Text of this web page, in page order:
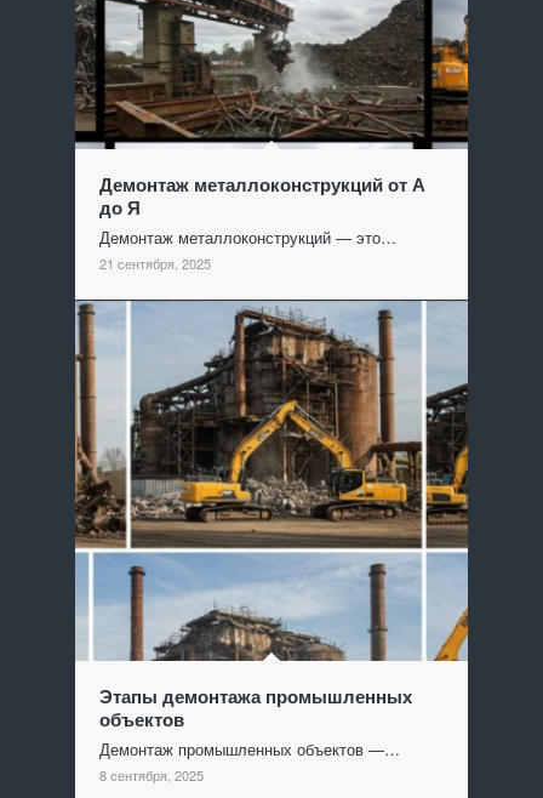
Демонтаж металлоконструкций от А
до Я
Демонтаж металлоконструкций — это…
21 сентября, 2025
Этапы демонтажа промышленных
объектов
Демонтаж промышленных объектов —…
8 сентября, 2025